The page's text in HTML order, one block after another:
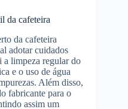
da cafeteira
da cafeteira
adotar cuidados
a limpeza regular do
e o uso de água
Além disso,
fabricante para o
assim um